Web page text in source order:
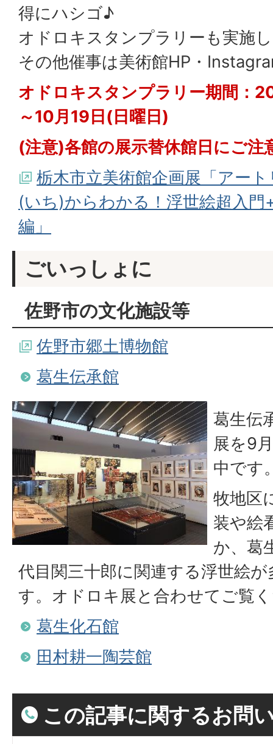
得にハシゴ♪
オドロキスタンプラリーも実施
その他催事は美術館HP・
オドロキスタンプラリー期間：
～10月19日(日曜日)
(注意)各館の展示替休館日にご注
栃木市立美術館企画展「アー
(いち)からわかる！浮世絵超入
編」
ごいっしょに
佐野市の文化施設等
佐野市郷土博物館
葛生伝承館
葛生伝
展を9
中です
牧地区
装や絵
か、葛
代目関三十郎に関連する浮世絵
す。オドロキ展と合わせてご覧
葛生化石館
田村耕一陶芸館
この記事に関するお問